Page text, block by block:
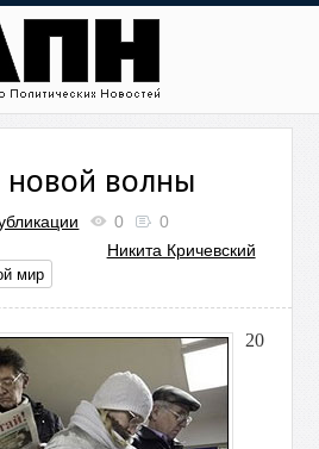
волны
0
0
Никита Кричевский
мир
20